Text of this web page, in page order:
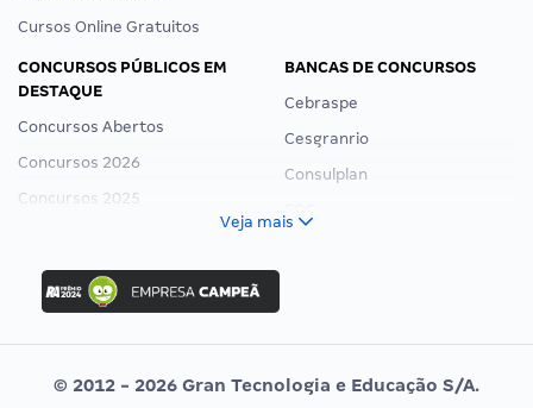
Cursos Online Gratuitos
CONCURSOS PÚBLICOS EM
DESTAQUE
Concursos Abertos
Concursos 2026
Concursos 2025
Concurso Ibama
Concurso MPU
Editais publicados
BANCAS DE CONCURSOS
Cebraspe
Cesgranrio
Consulplan
Vunesp
Veja mais
© 2012 - 2026 Gran Tecnologia e Educação S/A.